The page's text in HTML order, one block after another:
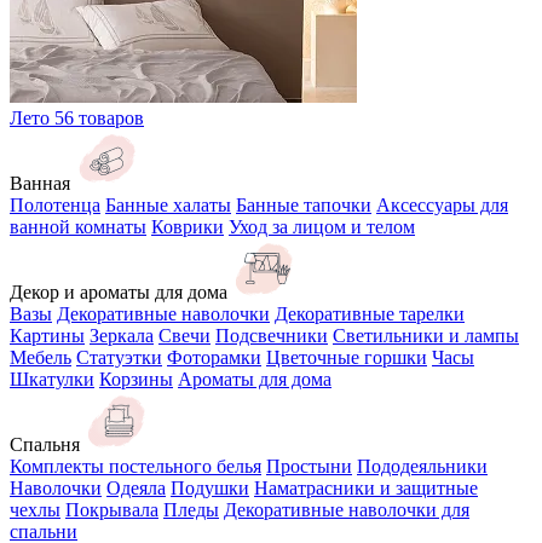
Лето 56 товаров
Ванная
Полотенца Банные халаты Банные тапочки Аксессуары для
ванной комнаты Коврики Уход за лицом и телом
Декор и ароматы для дома
Вазы Декоративные наволочки Декоративные тарелки
Картины Зеркала Свечи Подсвечники Светильники и лампы
Мебель Статуэтки Фоторамки Цветочные горшки Часы
Шкатулки Корзины Ароматы для дома
Спальня
Комплекты постельного белья Простыни Пододеяльники
Наволочки Одеяла Подушки Наматрасники и защитные
чехлы Покрывала Пледы Декоративные наволочки для
спальни